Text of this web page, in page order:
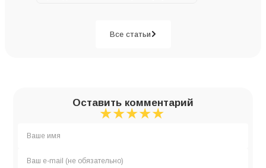
Все статьи
Оставить комментарий
★
★★
★★★
★★★★
★★★★★